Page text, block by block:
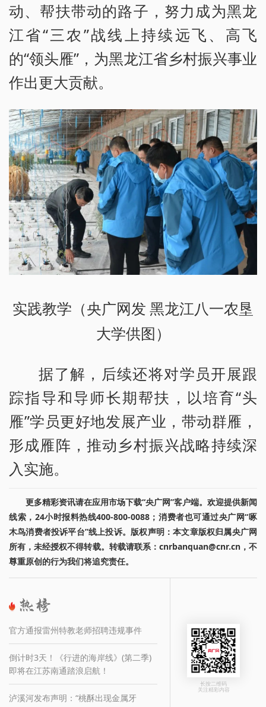
动、帮扶带动的路子，努力成为黑龙
江省“三农”战线上持续远飞、高飞
的“领头雁”，为黑龙江省乡村振兴事业
作出更大贡献。
实践教学（央广网发 黑龙江八一农垦
大学供图）
据了解，后续还将对学员开展跟
踪指导和导师长期帮扶，以培育“头
雁”学员更好地发展产业，带动群雁，
形成雁阵，推动乡村振兴战略持续深
入实施。
更多精彩资讯请在应用市场下载“央广网”客户端。欢迎提供新闻
线索，24小时报料热线400-800-0088；消费者也可通过央广网“啄
木鸟消费者投诉平台”线上投诉。版权声明：本文章版权归属央广网
所有，未经授权不得转载。转载请联系：cnrbanquan@cnr.cn，不
尊重原创的行为我们将追究责任。
官方通报雷州特教老师招聘违规事件
倒计时3天！《行进的海岸线》(第二季)
即将在江苏南通踏浪启航！
泸溪河发布声明：“桃酥出现金属牙
长按二维码
关注精彩内容